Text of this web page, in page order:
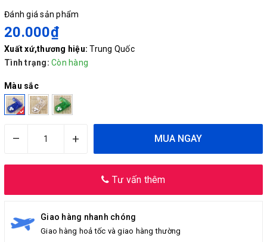
Đánh giá sản phẩm
20.000₫
Xuất xứ,thương hiệu: Trung Quốc
Tình trạng: Còn hàng
Màu sắc
– + MUA NGAY
Tư vấn thêm
Giao hàng nhanh chóng
Giao hàng hoả tốc và giao hàng thường